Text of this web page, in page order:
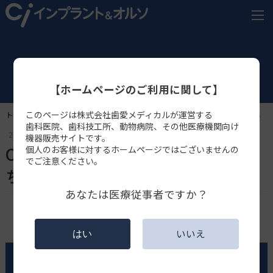
トップページ NEWS イベント
Ciデンタルショーin大阪の詳細はこちら
2025.03.08
イベント
Ciデンタルショーin大阪の詳細はこ
ちら
【ホームページのご利用に関して】
このページは株式会社歯愛メディカルが運営する
歯科医院、歯科技工所、動物病院、その他医療機関向け
機器販売サイトです。
個人のお客様に対するホームページではございませんの
でご注意ください。
あなたは医療従事者ですか？
はい いいえ